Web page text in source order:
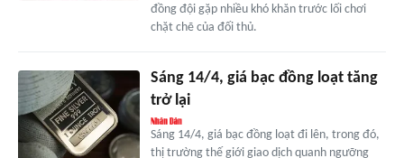
đồng đội gặp nhiều khó khăn trước lối chơi
chặt chẽ của đối thủ.
Sáng 14/4, giá bạc đồng loạt tăng
trở lại
Sáng 14/4, giá bạc đồng loạt đi lên, trong đó,
thị trường thế giới giao dịch quanh ngưỡng